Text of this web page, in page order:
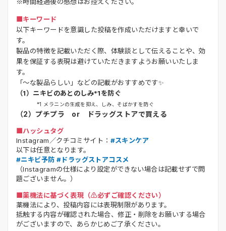
■キーワード
以下キーワードを意識した投稿を作成いただけますと幸いで
す。
製品の特徴を記載いただく際、体験談として伝えることや、効
果を保証する表現は避けていただきますようお願いいたしま
す。
「～な製品らしい」などの記載がおすすめです✨
（1）ニキビのあとのしみ*1を防ぐ
*1 メラニンの生成を抑え、しみ、そばかすを防ぐ
（2）プチプラ or ドラッグストアで買える
■ハッシュタグ
Instagram／クチコミサイト： #スキンケア
以下は任意となります。
#ニキビ予防 #ドラッグストアコスメ
（Instagramの仕様により設定ができない場合は記載せずで問
題ございません。）
■薬機法に基づく表現（⚠️必ずご確認ください）
薬機法により、投稿内容には表現制限があります。
抵触する内容が確認された場合、修正・削除をお願いする場合
がございますので、あらかじめご了承ください。